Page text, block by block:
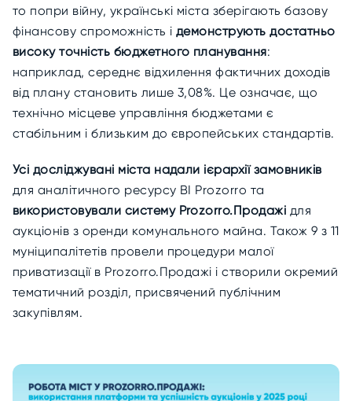
то попри війну, українські міста зберігають базову
фінансову спроможність і демонструють достатньо
високу точність бюджетного планування:
наприклад, середнє відхилення фактичних доходів
від плану становить лише 3,08%. Це означає, що
технічно місцеве управління бюджетами є
стабільним і близьким до європейських стандартів.
Усі досліджувані міста надали ієрархії замовників
для аналітичного ресурсу BI Prozorro та
використовували систему Prozorro.Продажі для
аукціонів з оренди комунального майна. Також 9 з 11
муніципалітетів провели процедури малої
приватизації в Prozorro.Продажі і створили окремий
тематичний розділ, присвячений публічним
закупівлям.